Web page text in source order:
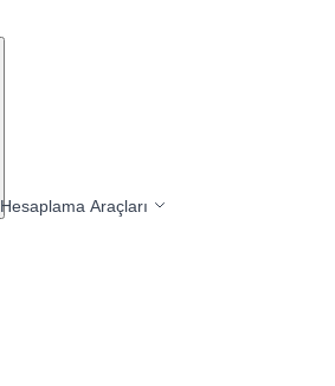
Hesaplama Araçları